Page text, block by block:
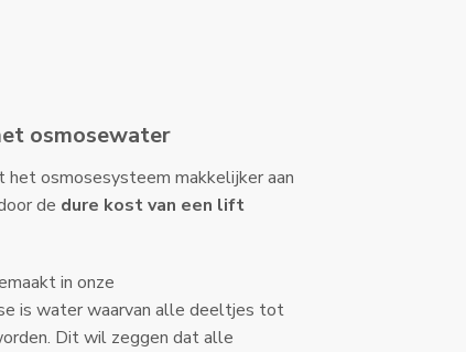
osmosewater
osmosesysteem makkelijker aan
de dure kost van een lift
in onze
is water waarvan alle deeltjes tot
Dit wil zeggen dat alle